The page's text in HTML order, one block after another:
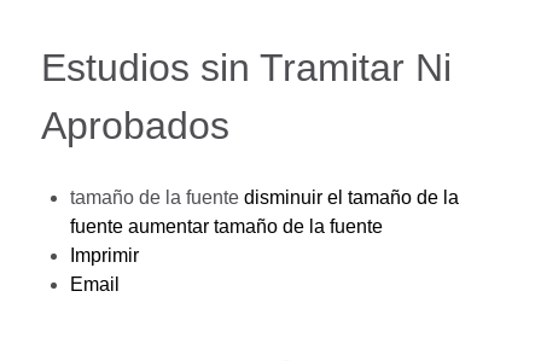
Estudios sin Tramitar Ni
Aprobados
tamaño de la fuente disminuir el tamaño de la
fuente aumentar tamaño de la fuente
Imprimir
Email